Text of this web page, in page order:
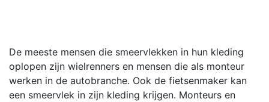
De meeste mensen die smeervlekken in hun kleding
oplopen zijn wielrenners en mensen die als monteur
werken in de autobranche. Ook de fietsenmaker kan
een smeervlek in zijn kleding krijgen. Monteurs en